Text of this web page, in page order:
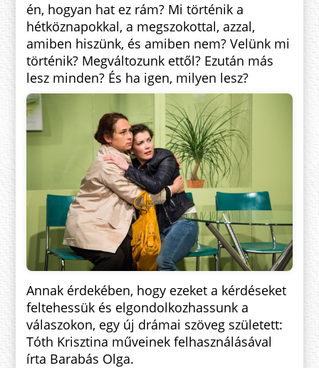
én, hogyan hat ez rám? Mi történik a
hétköznapokkal, a megszokottal, azzal,
amiben hiszünk, és amiben nem? Velünk mi
történik? Megváltozunk ettől? Ezután más
lesz minden? És ha igen, milyen lesz?
Annak érdekében, hogy ezeket a kérdéseket
feltehessük és elgondolkozhassunk a
válaszokon, egy új drámai szöveg született:
Tóth Krisztina műveinek felhasználásával
írta Barabás Olga.